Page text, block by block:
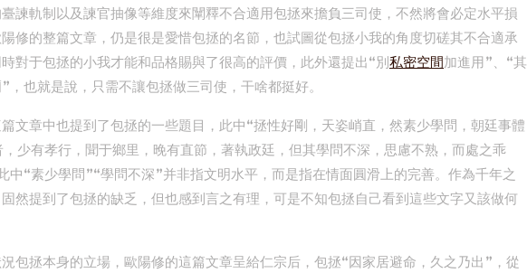
諫軌制以及諫官抽像等維度來闡釋不合適用包拯來擔負三司使，不然將會必定水平損
修的整篇文章，仍是很是愛惜包拯的名節，也試圖從包拯小我的角度切磋其不合適承
對于包拯的小我才能和品格賜與了很高的評價，此外還提出“別私密空間加進用”、“其
，也就是說，只需不讓包拯做三司使，干啥都挺好。
文章中也提到了包拯的一些題目，此中“拯性好剛，天姿峭直，然素少學問，朝廷事體
少有孝行，聞于鄉里，晚有直節，著執政廷，但其學問不深，思慮不熟，而處之乖
中“素少學問”“學問不深”并非指文明水平，而是指在情面圓滑上的完善。作為千年之
然提到了包拯的缺乏，但也感到言之有理，可是不知包拯自己看到這些文字又該做何
包拯本身的立場，歐陽修的這篇文章呈給仁宗后，包拯“因家居避命，久之乃出”，從